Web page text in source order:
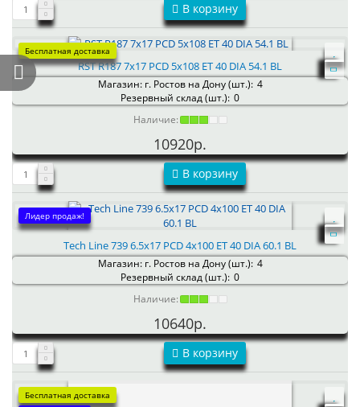
В корзину
Бесплатная доставка
RST R187 7x17 PCD 5x108 ET 40 DIA 54.1 BL
Магазин: г. Ростов на Дону (шт.): 4
Резервный склад (шт.): 0
Наличие:
10920р.
В корзину
Лидер продаж!
Tech Line 739 6.5x17 PCD 4x100 ET 40 DIA 60.1 BL
Магазин: г. Ростов на Дону (шт.): 4
Резервный склад (шт.): 0
Наличие:
10640р.
В корзину
Бесплатная доставка